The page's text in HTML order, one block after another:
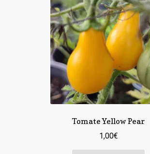
Tomate Yellow Pear
1,00€